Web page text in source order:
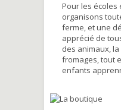
Pour les écoles
organisons
ferme, et une
apprécié de
des animaux,
fromages, tout
enfants